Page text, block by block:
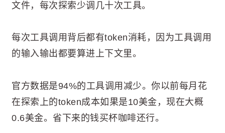
文件，每次探索少调几十次工具。
每次工具调用背后都有token消耗，因为工具调用
的输入输出都要算进上下文里。
官方数据是94%的工具调用减少。你以前每月花
在探索上的token成本如果是10美金，现在大概
0.6美金。省下来的钱买杯咖啡还行。